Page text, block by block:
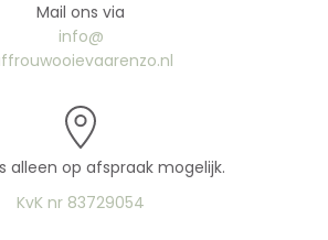
Mail ons via
info@
alleen op afspraak mogelijk.
KvK nr 83729054